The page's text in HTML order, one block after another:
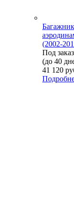
(2002-
Под заказ
(до 40
41 120